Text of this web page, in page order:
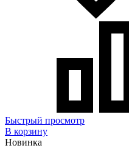
Быстрый просмотр
В корзину
Новинка